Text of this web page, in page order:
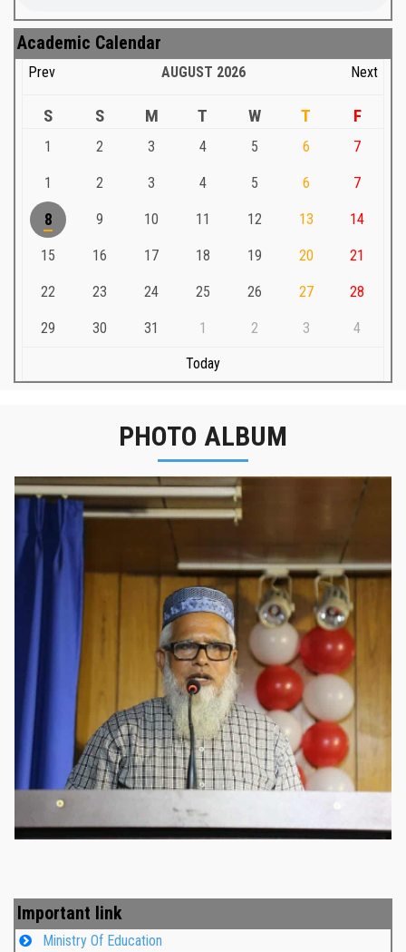
Academic Calendar
Prev AUGUST 2026 Next
S S M T W T F
1 2 3 4 5 6 7
1 2 3 4 5 6 7
8 9 10 11 12 13 14
15 16 17 18 19 20 21
22 23 24 25 26 27 28
29 30 31 1 2 3 4
Today
PHOTO ALBUM
নবীনবরণ - ২০২৫
Important link
Ministry Of Education